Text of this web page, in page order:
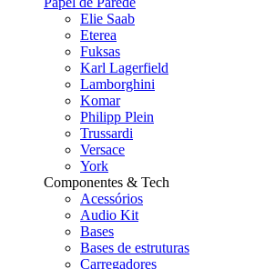
Elie Saab
Eterea
Fuksas
Karl Lagerfield
Lamborghini
Komar
Philipp Plein
Trussardi
Versace
York
Componentes & Tech
Acessórios
Audio Kit
Bases
Bases de estruturas
Carregadores